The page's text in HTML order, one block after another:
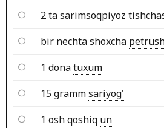
2 tasarimsoqpiyoz
bir nechta shoxcha
1 donatuxum
15 grammsariyog'
1 osh qoshiq un